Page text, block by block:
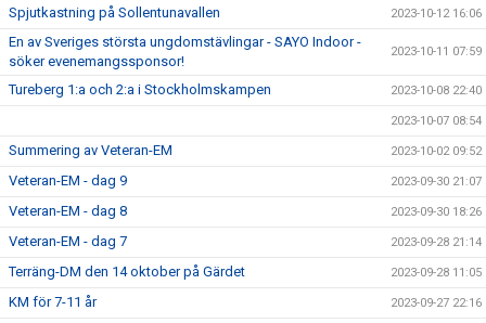
Spjutkastning på Sollentunavallen 2023-10-12 16:06
En av Sveriges största ungdomstävlingar - SAYO Indoor -
söker evenemangssponsor!
2023-10-11 07:59
Tureberg 1:a och 2:a i Stockholmskampen 2023-10-08 22:40
2023-10-07 08:54
Summering av Veteran-EM 2023-10-02 09:52
Veteran-EM - dag 9 2023-09-30 21:07
Veteran-EM - dag 8 2023-09-30 18:26
Veteran-EM - dag 7 2023-09-28 21:14
Terräng-DM den 14 oktober på Gärdet 2023-09-28 11:05
KM för 7-11 år 2023-09-27 22:16